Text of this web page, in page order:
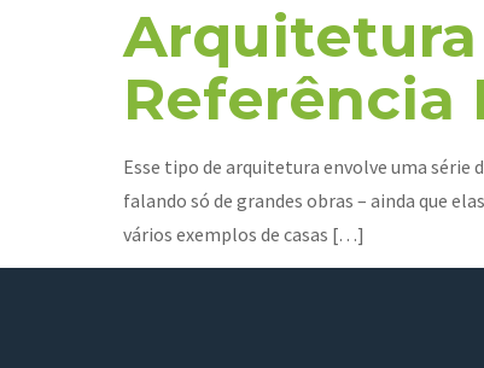
Arquitetura
Referência
Esse tipo de arquitetura envolve uma
falando só de grandes obras – ainda que
vários exemplos de casas […]